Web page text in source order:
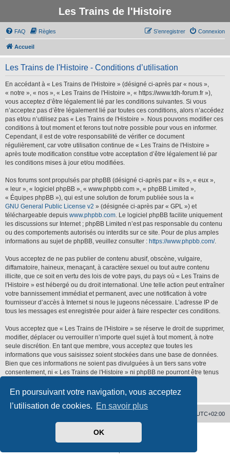
En poursuivant votre navigation, vous acceptez
l’utilisation de cookies. En savoir plus
OK
Les Trains de l'Histoire
FAQ Règles Connexion
S’enregistrer
Accueil
Les Trains de l'Histoire - Conditions d’utilisation
En accédant à « Les Trains de l'Histoire » (désigné ci-après par « nous »,
« notre », « nos », « Les Trains de l'Histoire », « https://www.tdh-forum.fr »),
vous acceptez d’être légalement lié par les conditions suivantes. Si vous
n’acceptez pas d’être légalement lié par toutes ces conditions, alors n’accédez
pas et/ou n’utilisez pas « Les Trains de l'Histoire ». Nous pouvons modifier ces
conditions à tout moment et ferons tout notre possible pour vous en informer.
Cependant, il est de votre responsabilité de vérifier ce document
régulièrement, car votre utilisation continue de « Les Trains de l'Histoire »
après toute modification constitue votre acceptation d’être légalement lié par
les conditions mises à jour et/ou modifiées.
Nos forums sont propulsés par phpBB (désigné ci-après par « ils », « eux »,
« leur », « logiciel phpBB », « www.phpbb.com », « phpBB Limited »,
« Équipes phpBB »), qui est une solution de forum publiée sous la «
GNU General Public License v2 » (désignée ci-après par « GPL ») et
téléchargeable depuis www.phpbb.com. Le logiciel phpBB facilite uniquement
les discussions sur Internet ; phpBB Limited n’est pas responsable du contenu
ou des comportements autorisés ou interdits sur ce site. Pour de plus amples
informations au sujet de phpBB, veuillez consulter : https://www.phpbb.com/.
Vous acceptez de ne pas publier de contenu abusif, obscène, vulgaire,
diffamatoire, haineux, menaçant, à caractère sexuel ou tout autre contenu
illicite, que ce soit en vertu des lois de votre pays, du pays où « Les Trains de
l'Histoire » est hébergé ou du droit international. Une telle action peut entraîner
votre bannissement immédiat et permanent, avec une notification à votre
fournisseur d’accès à Internet si nous le jugeons nécessaire. L’adresse IP de
tous les messages est enregistrée pour aider à faire respecter ces conditions.
Vous acceptez que « Les Trains de l'Histoire » se réserve le droit de supprimer,
modifier, déplacer ou verrouiller n’importe quel sujet à tout moment, à notre
seule discrétion. En tant que membre, vous acceptez que toutes les
informations que vous saisissez soient stockées dans une base de données.
Bien que ces informations ne soient pas divulguées à un tiers sans votre
consentement, ni « Les Trains de l'Histoire » ni phpBB ne pourront être tenus
compromission des données.
UTC+02:00
phpBB ® Forum Software © phpBB Limited
phpBB-fr.com